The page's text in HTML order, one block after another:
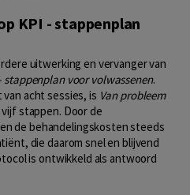
KPI - stappenplan
uitwerking en vervanger van
stappenplan voor volwassenen.
acht sessies, is Van probleem
stappen. Door de
de behandelingskosten steeds
die daarom snel en blijvend
is ontwikkeld als antwoord